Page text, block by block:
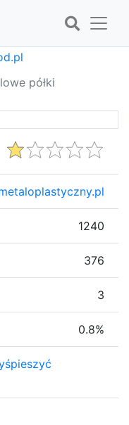
półki
1240
376
3
0.8%